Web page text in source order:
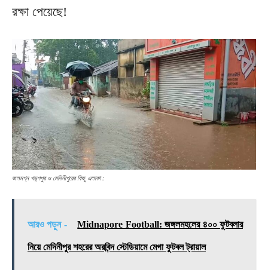
রক্ষা পেয়েছে!
জলমগ্ন খড়্গপুর ও মেদিনীপুরের কিছু এলাকা :
আরও পড়ুন - Midnapore Football: জঙ্গলমহলের ৪০০ ফুটবলার
নিয়ে মেদিনীপুর শহরের অরবিন্দ স্টেডিয়ামে মেগা ফুটবল ট্রায়াল